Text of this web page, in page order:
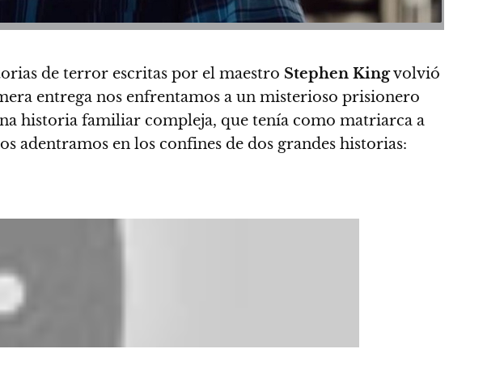
de terror escritas por el maestro Stephen Kingvolvió
entrega nos enfrentamos a un misterioso prisionero
historia familiar compleja, que tenía como matriarca a
adentramos en los confines de dos grandes historias: